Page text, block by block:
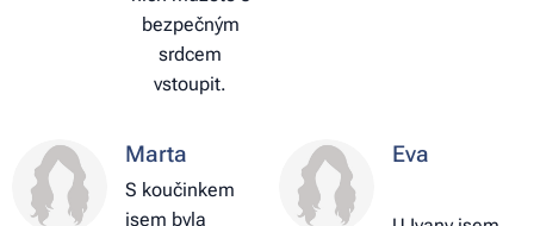
bezpečným
srdcem
vstoupit.
Marta
S koučinkem
jsem byla
Eva